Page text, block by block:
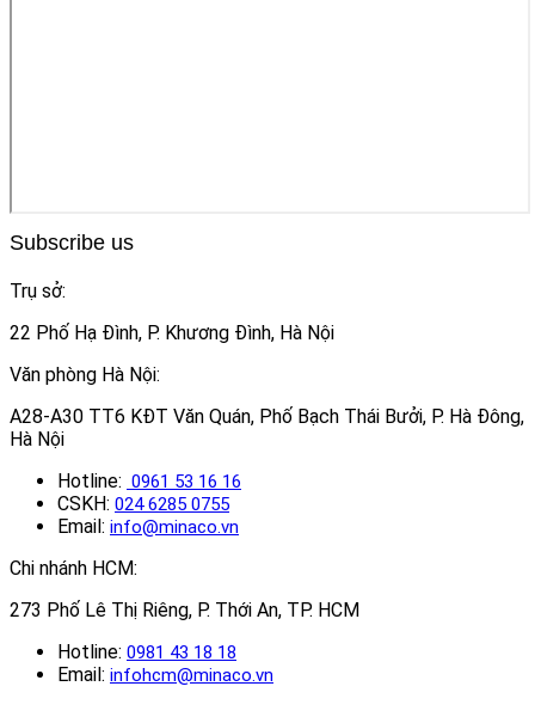
Subscribe us
Trụ sở:
22 Phố Hạ Đình, P. Khương Đình, Hà Nội
Văn phòng Hà Nội:
A28-A30 TT6 KĐT Văn Quán, Phố Bạch Thái Bưởi, P. Hà Đông,
Hà Nội
Hotline: 0961 53 16 16
CSKH: 024 6285 0755
Email: info@minaco.vn
Chi nhánh HCM:
273 Phố Lê Thị Riêng, P. Thới An, TP. HCM
Hotline: 0981 43 18 18
Email: infohcm@minaco.vn